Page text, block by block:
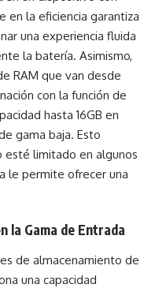
en la eficiencia garantiza
una experiencia fluida
la batería. Asimismo,
RAM que van desde
con la función de
hasta 16GB en
gama baja. Esto
esté limitado en algunos
le permite ofrecer una
la Gama de Entrada
de almacenamiento de
una capacidad